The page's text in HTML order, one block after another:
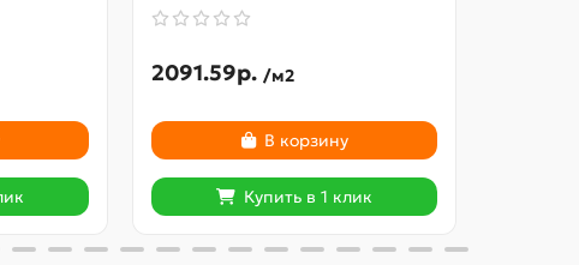
2091.59р. /м2
В корзину
Купить в 1 клик